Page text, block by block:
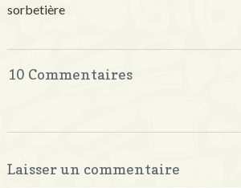
sorbetière
10 Commentaires
Laisser un commentaire